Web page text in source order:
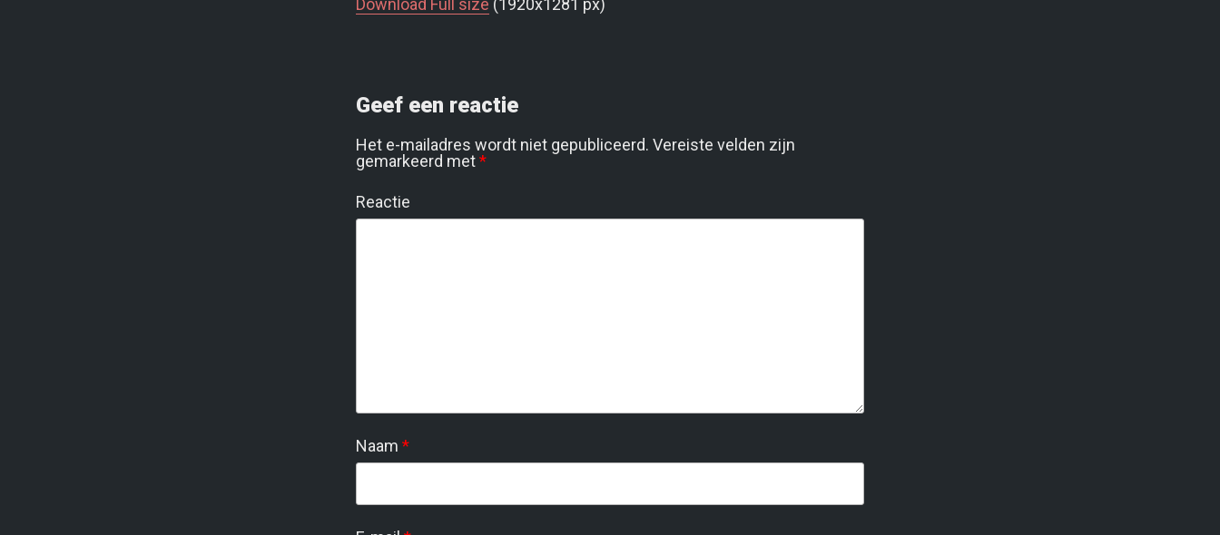
Download Full size (1920x1281 px)
Geef een reactie
Het e-mailadres wordt niet gepubliceerd. Vereiste velden zijn
gemarkeerd met*
Reactie
Naam *